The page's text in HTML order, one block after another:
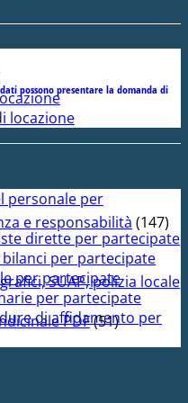
locazione
personale per
dirette per partecipate
per partecipate
per partecipate
per partecipate
di affidamento per
possono presentare la domanda di
e responsabilità (147)
SUAP, polizia locale
PDF(51)